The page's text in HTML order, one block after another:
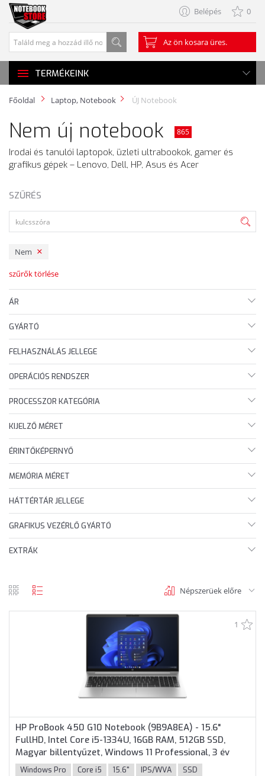
Belépés 0
Az ön kosara üres.
TERMÉKEINK
Főoldal Laptop, Notebook ÚJ Notebook
Nem új notebook 865
Irodai és tanulói laptopok, üzleti ultrabookok, gamer és
grafikus gépek – Lenovo, Dell, HP, Asus és Acer
SZŰRÉS
Nem
szűrők törlése
ÁR
GYÁRTÓ
FELHASZNÁLÁS JELLEGE
OPERÁCIÓS RENDSZER
PROCESSZOR KATEGÓRIA
KIJELZŐ MÉRET
ÉRINTŐKÉPERNYŐ
MEMÓRIA MÉRET
HÁTTÉRTÁR JELLEGE
GRAFIKUS VEZÉRLŐ GYÁRTÓ
EXTRÁK
Népszerüek előre
1
HP ProBook 450 G10 Notebook (9B9A8EA) - 15.6"
FullHD, Intel Core i5-1334U, 16GB RAM, 512GB SSD,
Magyar billentyűzet, Windows 11 Professional, 3 év
garancia, Ezüst színben
Windows Pro Core i5 15.6" IPS/WVA
SSD